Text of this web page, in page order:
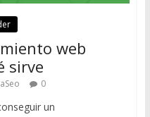
web
sirve
0
un